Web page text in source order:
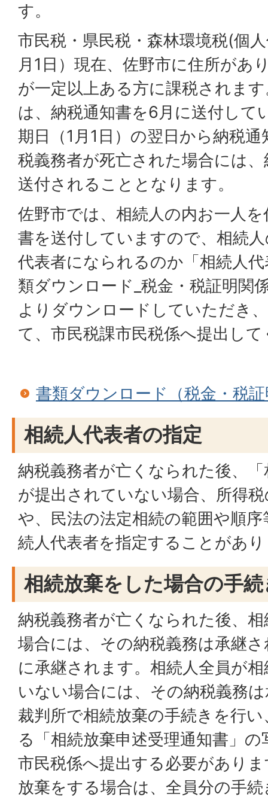
す。
市民税・県民税・森林環境税(個
月1日）現在、佐野市に住所があ
が一定以上ある方に課税されま
は、納税通知書を6月に送付して
期日（1月1日）の翌日から納税
税義務者が死亡された場合には
送付されることとなります。
佐野市では、相続人の内お一人
書を送付していますので、相続
代表者になられるのか「相続人
類ダウンロード_税金・税証明関
よりダウンロードしていただき
て、市民税課市民税係へ提出し
書類ダウンロード（税金・税
相続人代表者の指定
納税義務者が亡くなられた後、
が提出されていない場合、所得
や、民法の法定相続の範囲や順
続人代表者を指定することがあ
相続放棄をした場合の手
納税義務者が亡くなられた後、
場合には、その納税義務は承継
に承継されます。相続人全員が
いない場合には、その納税義務
裁判所で相続放棄の手続きを行
る「相続放棄申述受理通知書」
市民税係へ提出する必要があり
放棄をする場合は、全員分の手